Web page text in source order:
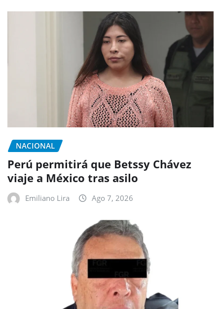
NACIONAL
Perú permitirá que Betssy Chávez
viaje a México tras asilo
Emiliano Lira Ago 7, 2026